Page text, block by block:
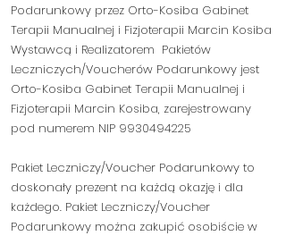
Podarunkowy przez Orto-Kosiba Gabinet
Terapii Manualnej i Fizjoterapii Marcin Kosiba
Wystawcą i Realizatorem Pakietów
Leczniczych/Voucherów Podarunkowy jest
Orto-Kosiba Gabinet Terapii Manualnej i
Fizjoterapii Marcin Kosiba, zarejestrowany
pod numerem NIP 9930494225
Pakiet Leczniczy/Voucher Podarunkowy to
doskonały prezent na każdą okazję i dla
każdego. Pakiet Leczniczy/Voucher
Podarunkowy można zakupić osobiście w